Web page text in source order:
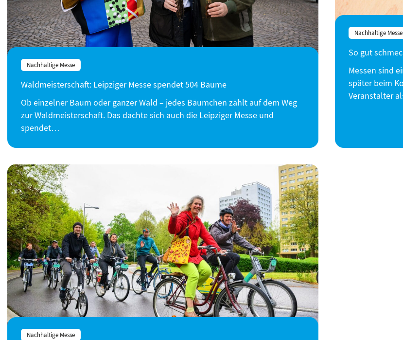
Nachhaltige Messe
Waldmeisterschaft: Leipziger Messe spendet 504 Bäume
Ob einzelner Baum oder ganzer Wald – jedes Bäumchen zählt auf dem Weg
zur Waldmeisterschaft. Das dachte sich auch die Leipziger Messe und
spendet…
Nachhaltige Messe
So gut
Messen sind
später beim
Veranstalter
Nachhaltige Messe